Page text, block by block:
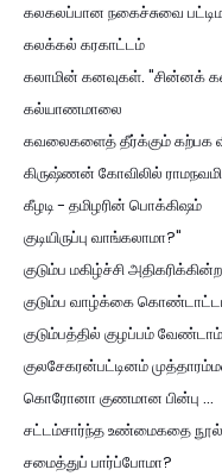
கலகலப்பான நகைச்சுவை
கலக்கல் கரகாட்டம்
கலாமின் கனவுகள். "சின்னக்
கல்யாணமாலை
கவலைகளைத் தீர்க்கும் கற்பக
கிருஷ்ணன் கோவிலில் ராமநவமி
கீழடி - தமிழரின் பொக்கிஷம்
குடியிருப்பு வாங்கலாமா?"
குடும்ப மகிழ்ச்சி
குடும்ப வாழ்க்கை
குடும்பத்தில் குழப்பம் வேண்டாம்
குலசேகரன்பட்டினம்
கொரோனா குணமான பின்பு ...
சட்டம்சார்ந்த உண்மைகதை
சமைத்துப் பார்ப்போமா?